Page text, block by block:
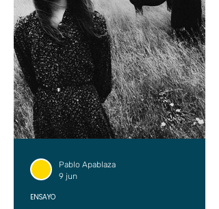
ENSAYO
Pablo Apablaza
9 jun